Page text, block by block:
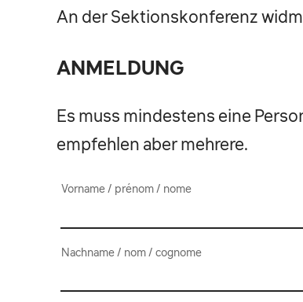
An der Sektionskonferenz
ANMELDUNG
Es muss mindestens eine
empfehlen aber mehrere.
Vorname / prénom / nome
Nachname / nom / cognome